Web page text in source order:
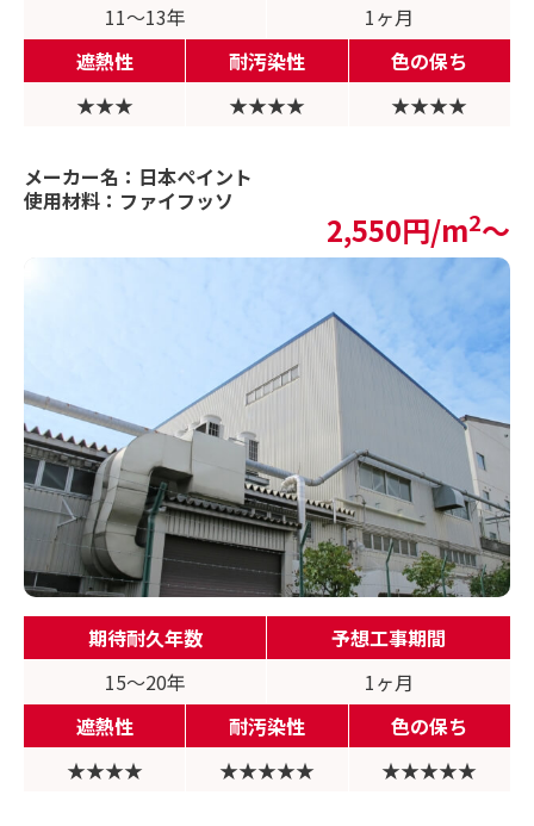
11〜13年
1ヶ月
遮熱性
耐汚染性
色の保ち
★★★
★★★★ ★★★★
メーカー名：日本ペイント
使用材料：ファイフッソ
2,550円/m2〜
期待耐久年数
予想工事期間
15〜20年
1ヶ月
遮熱性
耐汚染性
色の保ち
★★★★
★★★★★ ★★★★★